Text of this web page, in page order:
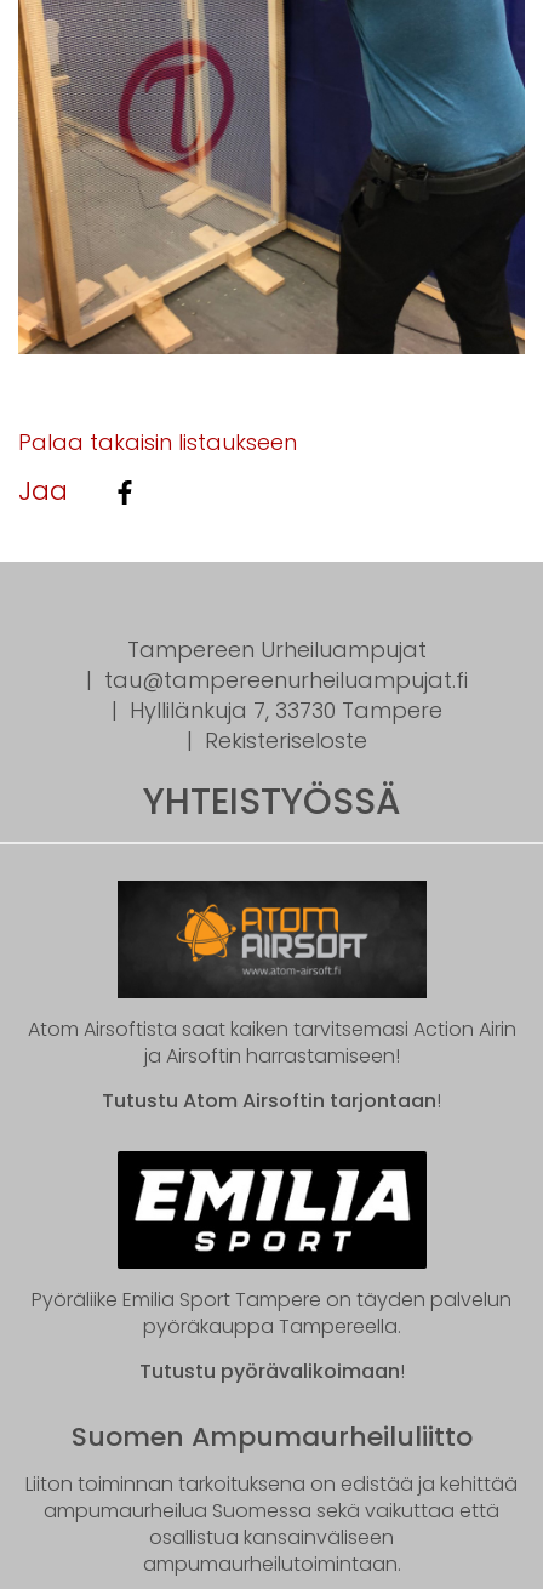
Palaa takaisin listaukseen
Jaa
Tampereen Urheiluampujat
tau@tampereenurheiluampujat.fi
Hyllilänkuja 7, 33730 Tampere
Rekisteriseloste
YHTEISTYÖSSÄ
Atom Airsoftista saat kaiken tarvitsemasi Action Airin
ja Airsoftin harrastamiseen!
Tutustu Atom Airsoftin tarjontaan!
Pyöräliike Emilia Sport Tampere on täyden palvelun
pyöräkauppa Tampereella.
Tutustu pyörävalikoimaan!
Suomen Ampumaurheiluliitto
Liiton toiminnan tarkoituksena on edistää ja kehittää
ampumaurheilua Suomessa sekä vaikuttaa että
osallistua kansainväliseen
ampumaurheilutoimintaan.